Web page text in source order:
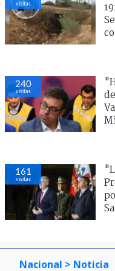
visitas
240
visitas
161
visitas
Nacional > Noticia